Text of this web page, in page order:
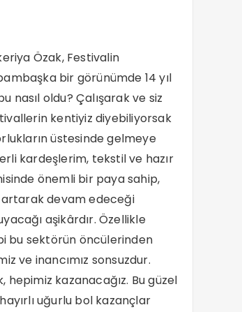
Özak, Festivalin
bir görünümde 14 yıl
nasıl oldu? Çalışarak ve siz
kentiyiz diyebiliyorsak
üstesinde gelmeye
kardeşlerim, tekstil ve hazır
önemli bir paya sahip,
artarak devam edeceği
aşikârdır. Özellikle
bu sektörün öncülerinden
ve inancımız sonsuzdur.
kazanacağız. Bu güzel
uğurlu bol kazançlar